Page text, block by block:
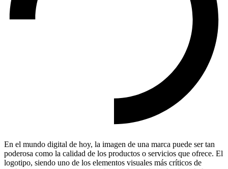
En el mundo digital de hoy, la imagen de una marca puede ser tan
poderosa como la calidad de los productos o servicios que ofrece. El
logotipo, siendo uno de los elementos visuales más críticos de